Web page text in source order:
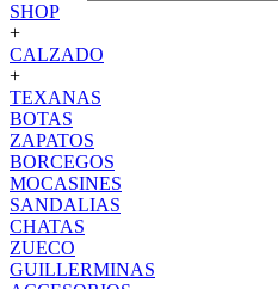
SHOP
+
CALZADO
+
TEXANAS
BOTAS
ZAPATOS
BORCEGOS
MOCASINES
SANDALIAS
CHATAS
ZUECO
GUILLERMINAS